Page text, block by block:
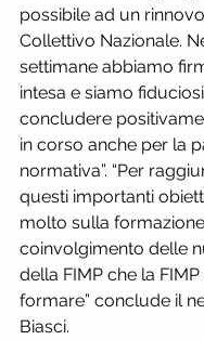
possibile ad un
Collettivo Nazionale.
settimane abbiamo
intesa e siamo
concludere
in corso anche per la
normativa”. “Per
questi importanti
molto sulla
coinvolgimento delle
della FIMP che la
formare” conclude il
Biasci.